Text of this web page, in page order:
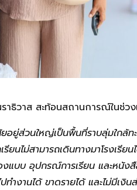
าธิวาส สะท้อนสถานการณ์ในช่ว
ยู่ส่วนใหญ่เป็นพื้นที่ราบลุ่มใกล้ทะ
นไม่สามารถเดินทางมาโรงเรีย
แบบ อุปกรณ์การเรียน และหนัง
งานได้ ขาดรายได้ และไม่มีเงิ